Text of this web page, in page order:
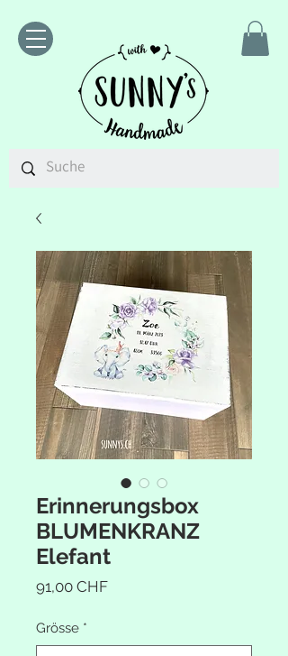
Erinnerungsbox
BLUMENKRANZ
Elefant
91,00 CHFPreis
Grösse *